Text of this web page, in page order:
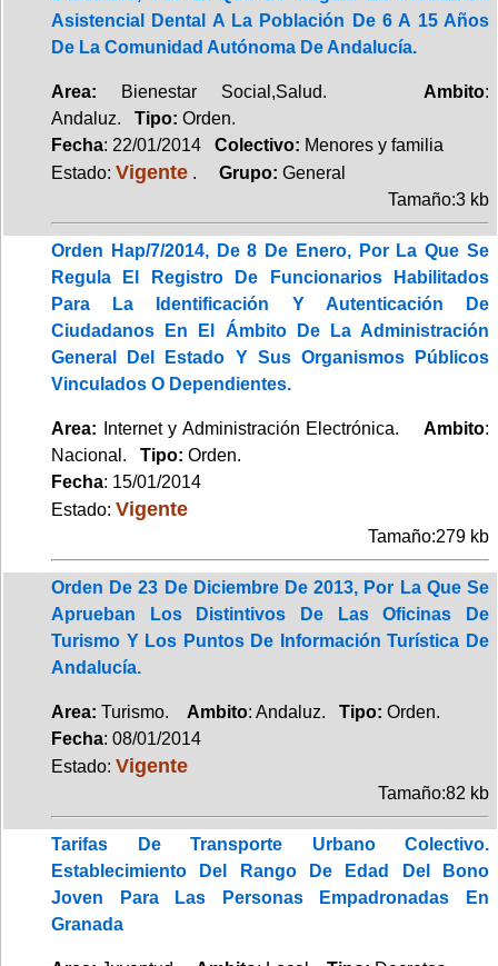
Asistencial Dental A La Población De 6 A 15 Años
De La Comunidad Autónoma De Andalucía.
Area: Bienestar Social,Salud. Ambito:
Andaluz. Tipo: Orden.
Fecha: 22/01/2014 Colectivo: Menores y familia
Estado: Vigente . Grupo: General
Tamaño:3 kb
Orden Hap/7/2014, De 8 De Enero, Por La Que Se
Regula El Registro De Funcionarios Habilitados
Para La Identificación Y Autenticación De
Ciudadanos En El Ámbito De La Administración
General Del Estado Y Sus Organismos Públicos
Vinculados O Dependientes.
Area: Internet y Administración Electrónica. Ambito:
Nacional. Tipo: Orden.
Fecha: 15/01/2014
Estado: Vigente
Tamaño:279 kb
Orden De 23 De Diciembre De 2013, Por La Que Se
Aprueban Los Distintivos De Las Oficinas De
Turismo Y Los Puntos De Información Turística De
Andalucía.
Area: Turismo. Ambito: Andaluz. Tipo: Orden.
Fecha: 08/01/2014
Estado: Vigente
Tamaño:82 kb
Tarifas De Transporte Urbano Colectivo.
Establecimiento Del Rango De Edad Del Bono
Joven Para Las Personas Empadronadas En
Granada